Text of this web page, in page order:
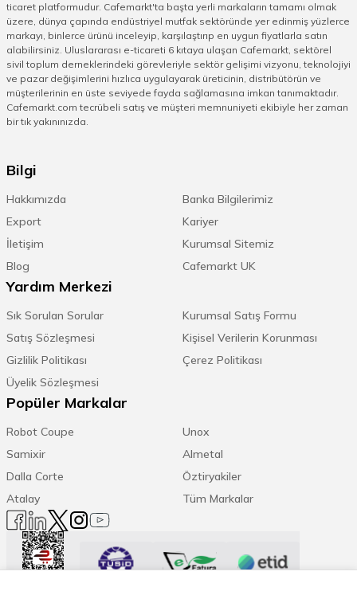
ticaret platformudur. Cafemarkt'ta başta yerli markaların tamamı olmak
üzere, dünya çapında endüstriyel mutfak sektöründe yer edinmiş yüzlerce
markayı, binlerce ürünü inceleyip, karşılaştırıp en uygun fiyatlarla satın
alabilirsiniz. Uluslararası e-ticareti 6 kıtaya ulaşan Cafemarkt, sektörel
sivil toplum derneklerindeki görevleriyle sektör gelişimi vizyonu, teknolojiyi
ve pazar değişimlerini hızlıca uygulayarak üreticinin, distribütörün ve
müşterilerinin en üste seviyede fayda sağlamasına imkan tanımaktadır.
Cafemarkt.com tecrübeli satış ve müşteri memnuniyeti ekibiyle her zaman
bir tık yakınınızda.
Bilgi
Hakkımızda
Banka Bilgilerimiz
Export
Kariyer
İletişim
Kurumsal Sitemiz
Blog
Cafemarkt UK
Yardım Merkezi
Sık Sorulan Sorular
Kurumsal Satış Formu
Satış Sözleşmesi
Kişisel Verilerin Korunması
Gizlilik Politikası
Çerez Politikası
Üyelik Sözleşmesi
Popüler Markalar
Robot Coupe
Unox
Samixir
Almetal
Dalla Corte
Öztiryakiler
Atalay
Tüm Markalar